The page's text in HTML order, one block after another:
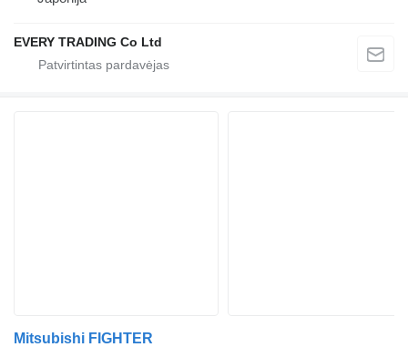
EVERY TRADING Co Ltd
Mitsubishi FIGHTER